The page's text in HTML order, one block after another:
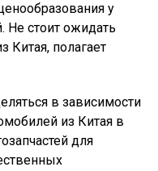
у
Не стоит ожидать
Китая, полагает
в зависимости
из Китая в
для